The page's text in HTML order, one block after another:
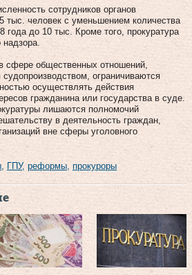
сотрудников органов
тыс. человек с уменьшением количества
года до 10 тыс. Кроме того, прокуратура
сфере общественных отношений,
ограничиваются
осуществлять действия
гражданина или государства в суде.
лишаются полномочий
в деятельность граждан,
вне сферы уголовного
ГПУ, реформы прокуроры